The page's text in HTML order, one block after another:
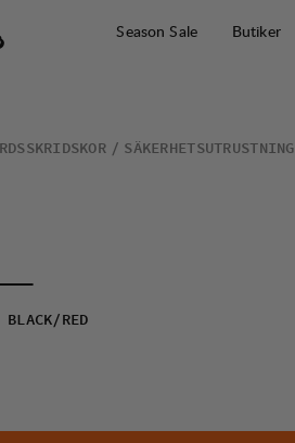
Season Sale Butiker
SÄKERHETSUTRUSTNING
BLACK/RED